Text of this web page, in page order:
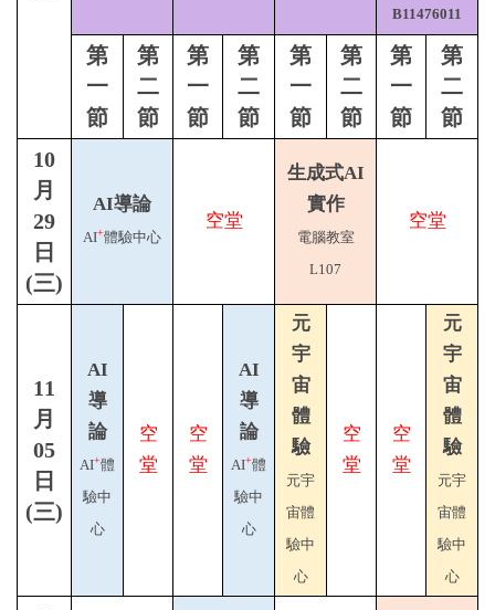
B11476011
第
一
節
第
二
節
第
一
節
第
二
節
第
一
節
第
二
節
第
一
節
第
二
節
10
月
29
日
(三)
AI導論
AI+體驗中心
空堂
生成式AI
實作
電腦教室
L107
空堂
11
月
05
日
(三)
AI
導
論
AI+體
驗中
心
空
堂
空
堂
AI
導
論
AI+體
驗中
心
元
宇
宙
體
驗
元宇
宙體
驗中
心
空
堂
空
堂
元
宇
宙
體
驗
元宇
宙體
驗中
心